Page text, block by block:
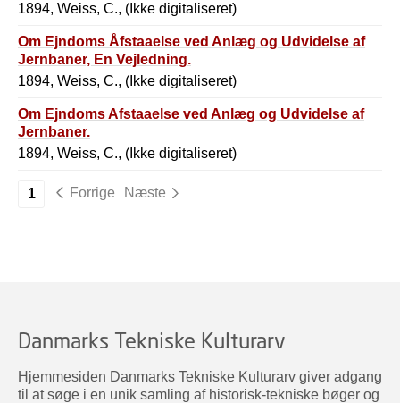
1894, Weiss, C., (Ikke digitaliseret)
Om Ejndoms Åfstaaelse ved Anlæg og Udvidelse af
Jernbaner, En Vejledning.
1894, Weiss, C., (Ikke digitaliseret)
Om Ejndoms Afstaaelse ved Anlæg og Udvidelse af
Jernbaner.
1894, Weiss, C., (Ikke digitaliseret)
1 Forrige Næste
Danmarks Tekniske Kulturarv
Hjemmesiden Danmarks Tekniske Kulturarv giver adgang
til at søge i en unik samling af historisk-tekniske bøger og